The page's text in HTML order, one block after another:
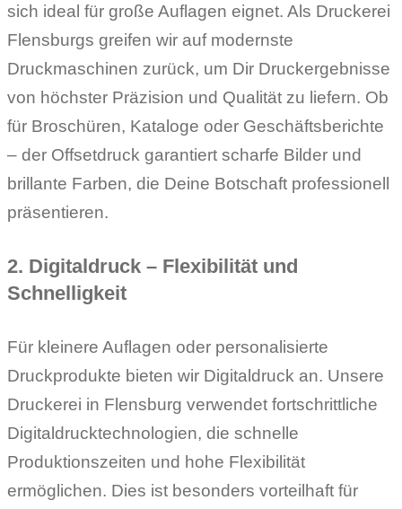
sich ideal für große Auflagen eignet. Als Druckerei
Flensburgs greifen wir auf modernste
Druckmaschinen zurück, um Dir Druckergebnisse
von höchster Präzision und Qualität zu liefern. Ob
für Broschüren, Kataloge oder Geschäftsberichte
– der Offsetdruck garantiert scharfe Bilder und
brillante Farben, die Deine Botschaft professionell
präsentieren.
2. Digitaldruck – Flexibilität und
Schnelligkeit
Für kleinere Auflagen oder personalisierte
Druckprodukte bieten wir Digitaldruck an. Unsere
Druckerei in Flensburg verwendet fortschrittliche
Digitaldrucktechnologien, die schnelle
Produktionszeiten und hohe Flexibilität
ermöglichen. Dies ist besonders vorteilhaft für